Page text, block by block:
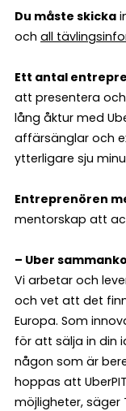
Du måste skicka
och all
Ett antal
att presentera
lång åktur med
affärsänglar och
ytterligare sju
Entreprenören
mentorskap att
– Uber
Vi arbetar och
och vet att det
Europa. Som
för att sälja in din
någon som är
hoppas att
möjligheter, säger